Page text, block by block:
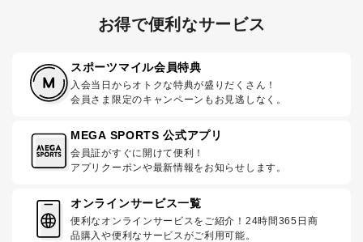
お得で便利なサービス
スポーツマイル会員特典
入会当日からオトクな特典が盛りだくさん！
会員さま限定のキャンペーンもお見逃しなく。
MEGA SPORTS 公式アプリ
会員証がすぐに開けて便利！
アプリクーポンや最新情報をお知らせします。
オンラインサービス一覧
便利なオンラインサービスをご紹介！24時間365日商
品購入や便利なサービスがご利用可能。